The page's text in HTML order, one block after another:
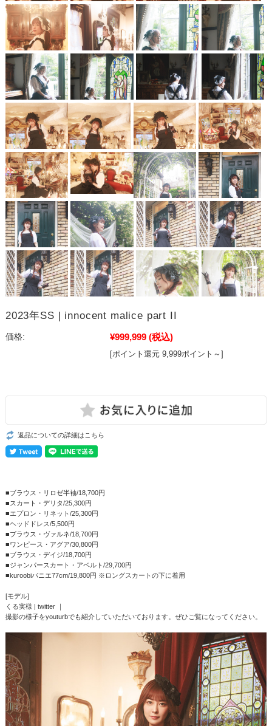
2023年SS | innocent malice part II
価格: ¥999,999 (税込)
[ポイント還元 9,999ポイント～]
返品についての詳細はこちら
■ブラウス・リロゼ半袖/18,700円
■スカート・デリタ/25,300円
■エプロン・リネット/25,300円
■ヘッドドレス/5,500円
■ブラウス・ヴァルネ/18,700円
■ワンピース・アグア/30,800円
■ブラウス・デイジ/18,700円
■ジャンパースカート・アベルト/29,700円
■kuroobiパニエ77cm/19,800円 ※ロングスカートの下に着用
[モデル]
くる実様 | twitter
｜
撮影の様子をyouturbでも紹介していただいております。ぜひご覧になってください。